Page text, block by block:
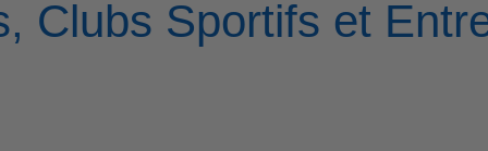
Clubs Sportifs et